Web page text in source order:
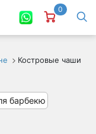
0
Костровые чаши
барбекю